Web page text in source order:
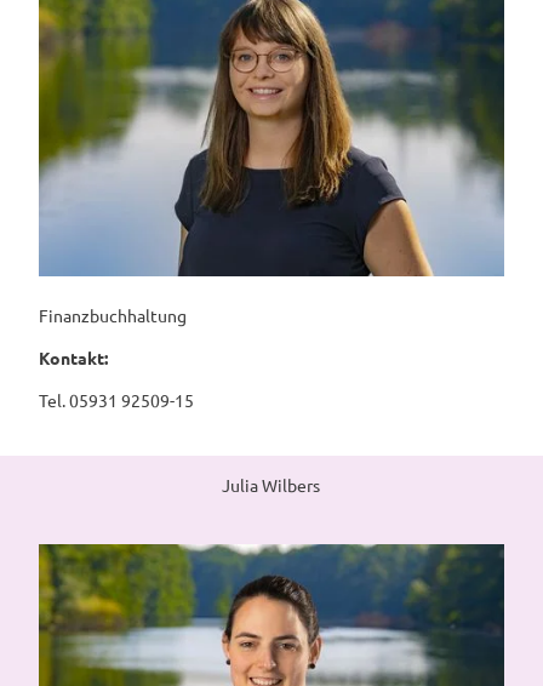
Finanzbuchhaltung
Kontakt:
Tel. 05931 92509-15
Julia Wilbers